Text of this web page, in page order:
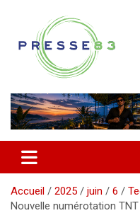
contenu
Presse 83
Accueil 2025 juin 6
Nouvelle numérotation